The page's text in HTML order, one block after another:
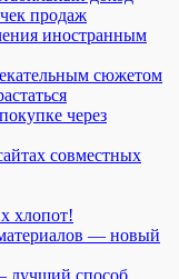
продаж
иностранным
сюжетом
через
совместных
хлопот!
— новый
лучший способ